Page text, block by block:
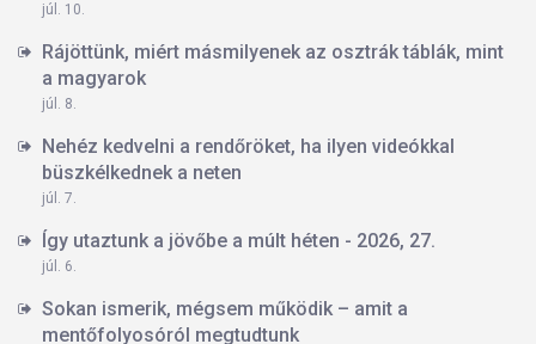
júl. 10.
Rájöttünk, miért másmilyenek az osztrák táblák, mint
a magyarok
júl. 8.
Nehéz kedvelni a rendőröket, ha ilyen videókkal
büszkélkednek a neten
júl. 7.
Így utaztunk a jövőbe a múlt héten - 2026, 27.
júl. 6.
Sokan ismerik, mégsem működik – amit a
mentőfolyosóról megtudtunk